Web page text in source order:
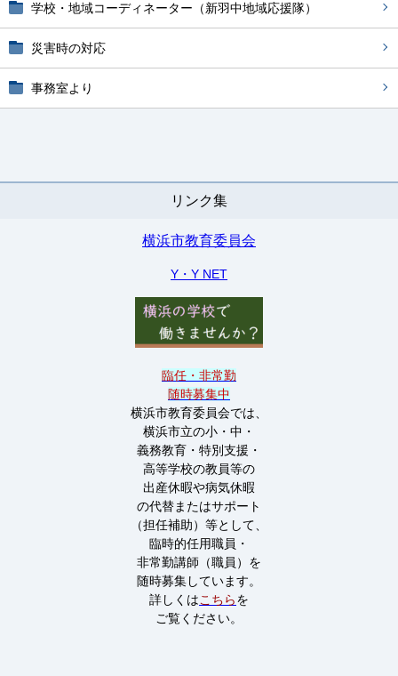
学校・地域コーディネーター（新羽中地域応援隊）
災害時の対応
事務室より
リンク集
横浜市教育委員会
Y・Y NET
臨任・非常勤
随時募集中
横浜市教育委員会では、
横浜市立の小・中・
義務教育・特別支援・
高等学校の教員等の
出産休暇や病気休暇
の代替またはサポート
（担任補助）等として、
臨時的任用職員・
非常勤講師（職員）を
随時募集しています。
詳しくはこちらを
ご覧ください。